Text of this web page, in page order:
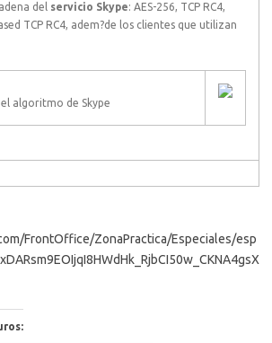
del servicio Skype: AES-256, TCP RC4,
TCP RC4, adem?de los clientes que utilizan
algoritmo de Skype
FrontOffice/ZonaPractica/Especiales/esp